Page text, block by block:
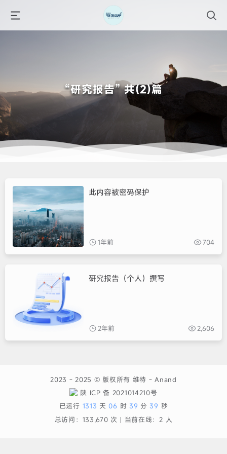
“研究报告” 共(2)篇
此内容被密码保护
1年前 704
研究报告（个人）撰写
2年前 2,606
2023 - 2025 © 版权所有 维特 -Anand
陕 ICP 备 2021014210号
已运行 1313 天06 时 39 分 40 秒
总访问： 133,670 次丨 当前在线：2 人